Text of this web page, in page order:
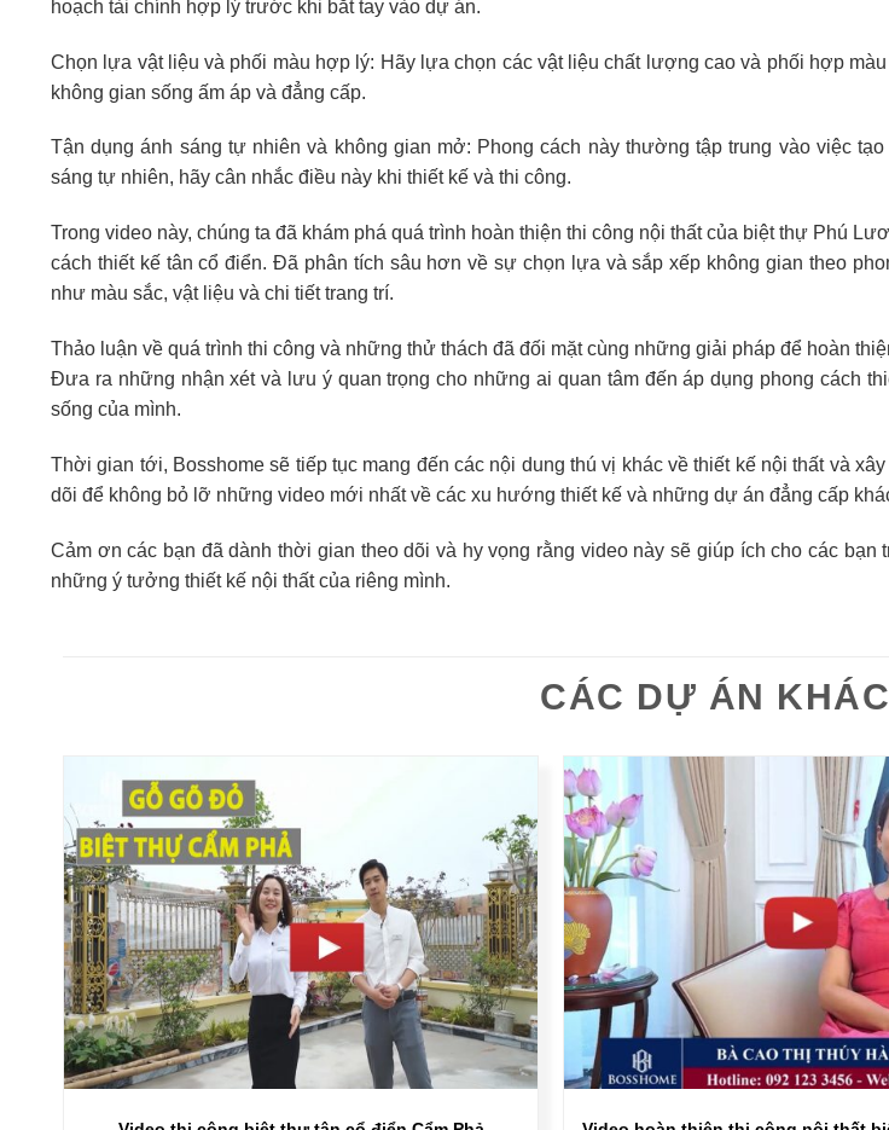
hoạch tài chính hợp lý trước khi bắt tay vào dự án.
Chọn lựa vật liệu và phối màu hợp lý: Hãy lựa chọn các vật liệu chất lượng cao và phối hợp
không gian sống ấm áp và đẳng cấp.
Tận dụng ánh sáng tự nhiên và không gian mở: Phong cách này thường tập trung vào việc
sáng tự nhiên, hãy cân nhắc điều này khi thiết kế và thi công.
Trong video này, chúng ta đã khám phá quá trình hoàn thiện thi công nội thất của biệt thự Phú
cách thiết kế tân cổ điển. Đã phân tích sâu hơn về sự chọn lựa và sắp xếp không gian theo
như màu sắc, vật liệu và chi tiết trang trí.
Thảo luận về quá trình thi công và những thử thách đã đối mặt cùng những giải pháp để hoàn
Đưa ra những nhận xét và lưu ý quan trọng cho những ai quan tâm đến áp dụng phong cách
sống của mình.
Thời gian tới, Bosshome sẽ tiếp tục mang đến các nội dung thú vị khác về thiết kế nội thất và
dõi để không bỏ lỡ những video mới nhất về các xu hướng thiết kế và những dự án đẳng cấp
Cảm ơn các bạn đã dành thời gian theo dõi và hy vọng rằng video này sẽ giúp ích cho các bạn
những ý tưởng thiết kế nội thất của riêng mình.
CÁC DỰ ÁN KHÁC